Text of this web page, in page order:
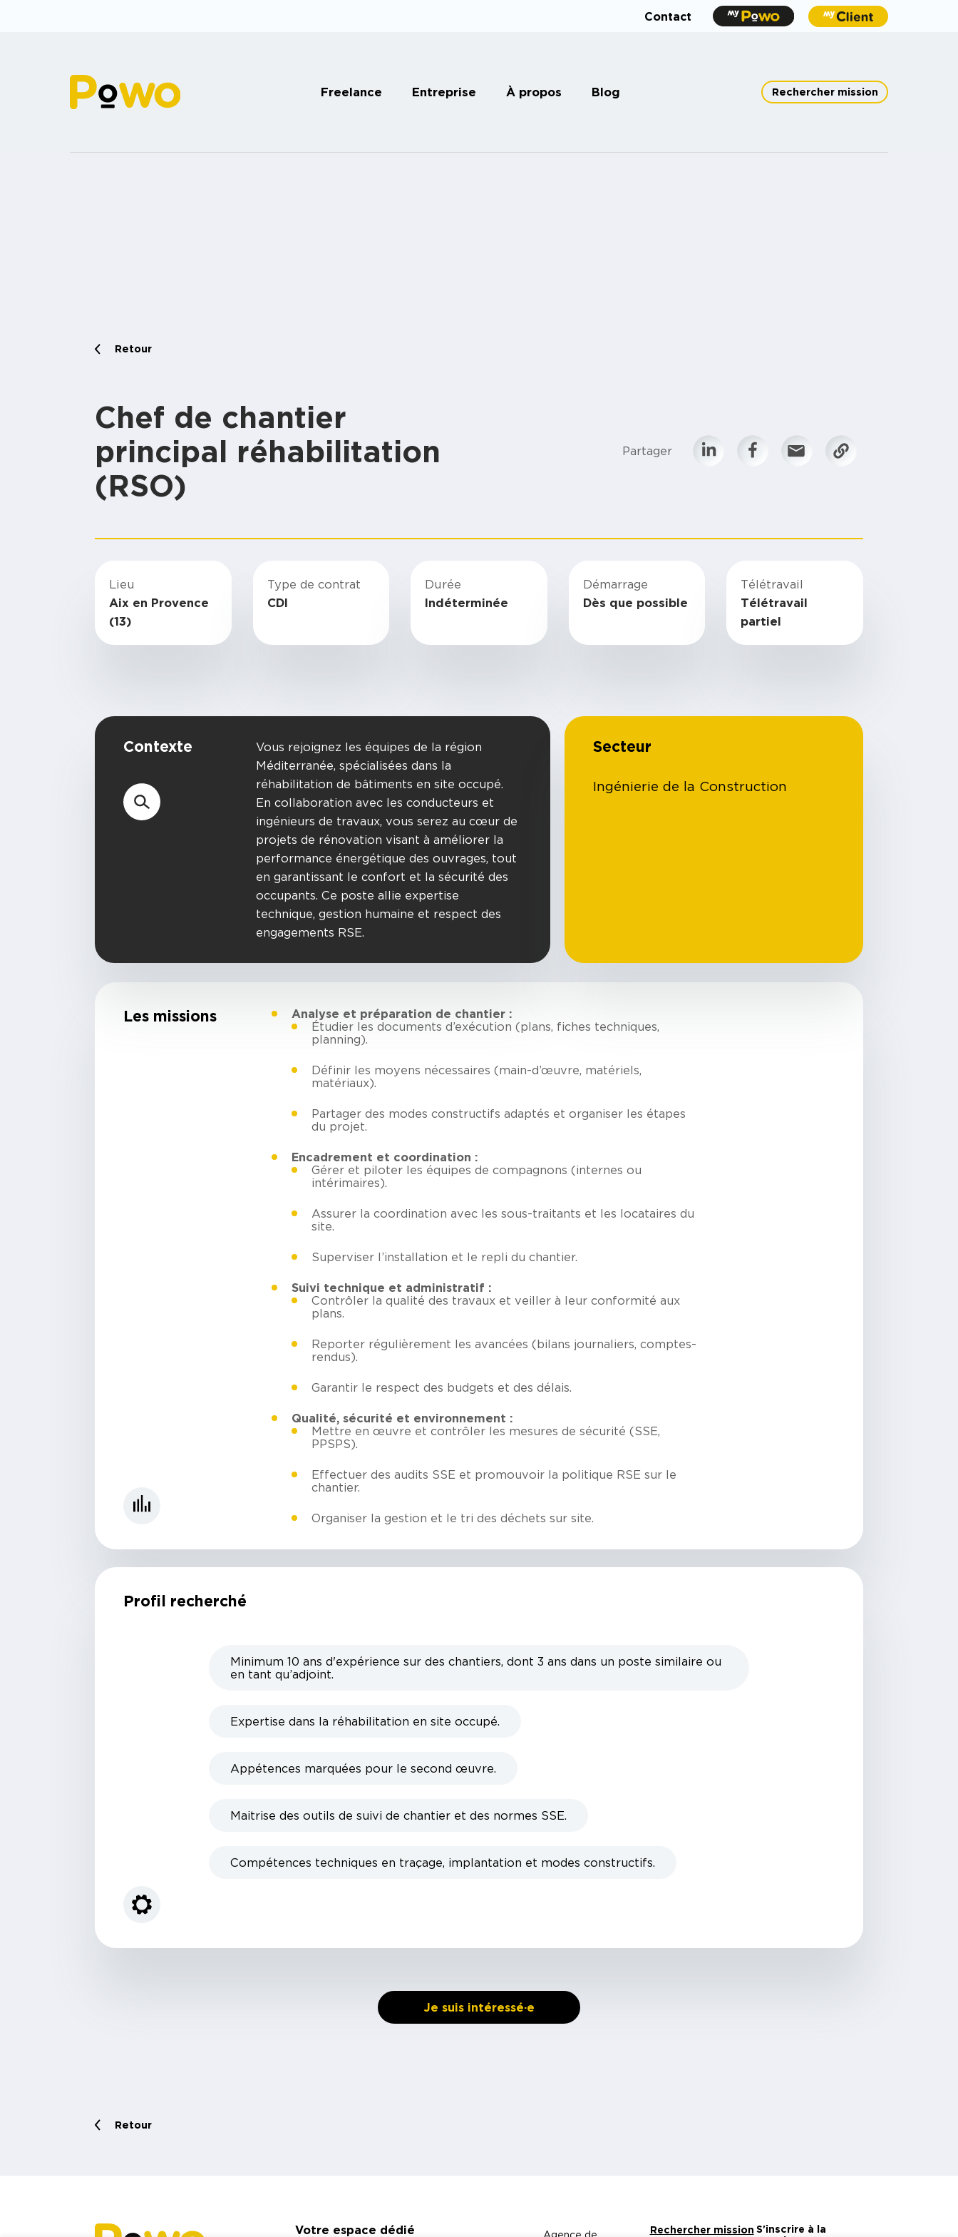
Contact
Freelance Entreprise À propos Blog Rechercher mission
Retour
Chef de chantier
principal réhabilitation
(RSO)
Partager
Lieu
Aix en Provence
(13)
Type de contrat
CDI
Durée
Indéterminée
Démarrage
Dès que possible
Télétravail
Télétravail
partiel
Contexte
Vous rejoignez les équipes de la région
Méditerranée, spécialisées dans la
réhabilitation de bâtiments en site occupé.
En collaboration avec les conducteurs et
ingénieurs de travaux, vous serez au cœur de
projets de rénovation visant à améliorer la
performance énergétique des ouvrages, tout
en garantissant le confort et la sécurité des
occupants. Ce poste allie expertise
technique, gestion humaine et respect des
engagements RSE.
Secteur
Ingénierie de la Construction
Les missions
Analyse et préparation de chantier :
Étudier les documents d’exécution (plans, fiches techniques,
planning).
Définir les moyens nécessaires (main-d’œuvre, matériels,
matériaux).
Partager des modes constructifs adaptés et organiser les étapes
du projet.
Encadrement et coordination :
Gérer et piloter les équipes de compagnons (internes ou
intérimaires).
Assurer la coordination avec les sous-traitants et les locataires du
site.
Superviser l’installation et le repli du chantier.
Suivi technique et administratif :
Contrôler la qualité des travaux et veiller à leur conformité aux
plans.
Reporter régulièrement les avancées (bilans journaliers, comptes-
rendus).
Garantir le respect des budgets et des délais.
Qualité, sécurité et environnement :
Mettre en œuvre et contrôler les mesures de sécurité (SSE,
PPSPS).
Effectuer des audits SSE et promouvoir la politique RSE sur le
chantier.
Organiser la gestion et le tri des déchets sur site.
Profil recherché
Minimum 10 ans d'expérience sur des chantiers, dont 3 ans dans un poste similaire ou
en tant qu’adjoint.
Expertise dans la réhabilitation en site occupé.
Appétences marquées pour le second œuvre.
Maitrise des outils de suivi de chantier et des normes SSE.
Compétences techniques en traçage, implantation et modes constructifs.
Je suis intéressé·e
Retour
Votre espace dédié Agence de Rechercher mission S'inscrire à la